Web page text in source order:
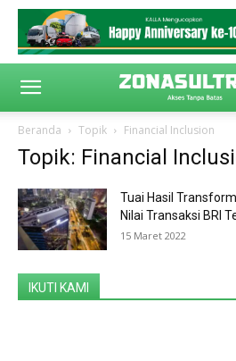
Beranda Topik Financial Inclusion
Topik: Financial
Tuai Hasil
Nilai Transaksi BRI
15 Maret 2022
IKUTI KAMI